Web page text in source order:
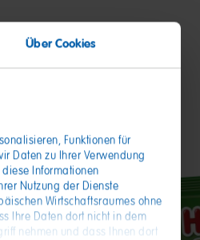
Über Cookies
Funktionen für
Daten zu Ihrer Verwendung
Informationen
Nutzung der Dienste
Wirtschaftsraumes ohne
Ihre Daten dort nicht in dem
nehmen und dass Ihnen dort